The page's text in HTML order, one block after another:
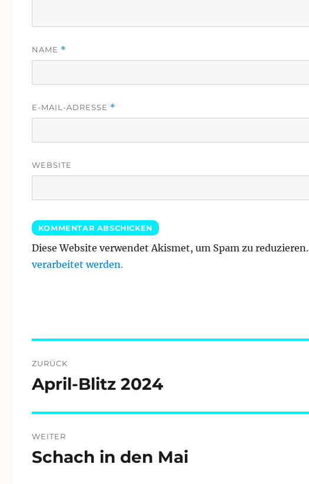
NAME *
E-MAIL-ADRESSE *
WEBSITE
Diese Website verwendet Akismet, um Spam zu reduzieren.
verarbeitet werden.
ZURÜCK
Vorheriger
April-Blitz 2024
WEITER
Nächster
Schach in den Mai